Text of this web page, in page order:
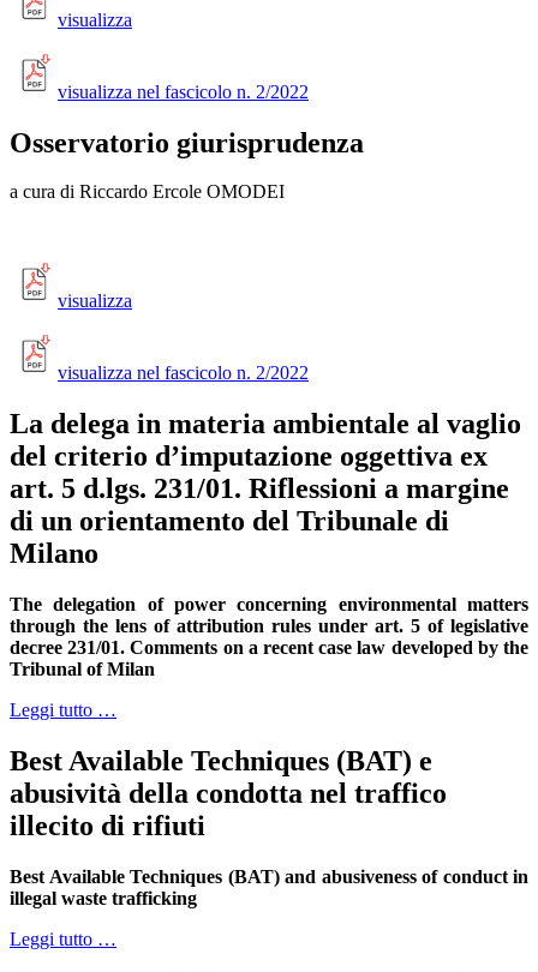
visualizza
visualizza nel fascicolo n. 2/2022
Osservatorio giurisprudenza
a cura di Riccardo Ercole OMODEI
visualizza
visualizza nel fascicolo n. 2/2022
La delega in materia ambientale al vaglio
del criterio d’imputazione oggettiva ex
art. 5 d.lgs. 231/01. Riflessioni a margine
di un orientamento del Tribunale di
Milano
The delegation of power concerning environmental matters
through the lens of attribution rules under art. 5 of legislative
decree 231/01. Comments on a recent case law developed by the
Tribunal of Milan
Leggi tutto …
Best Available Techniques (BAT) e
abusività della condotta nel traffico
illecito di rifiuti
Best Available Techniques (BAT) and abusiveness of conduct in
illegal waste trafficking
Leggi tutto …